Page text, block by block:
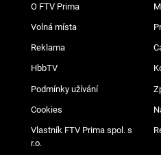
O FTV Prima
Volná místa
Reklama
HbbTV
Podmínky užívání
Cookies
Vlastník FTV Prima spol. s
r.o.